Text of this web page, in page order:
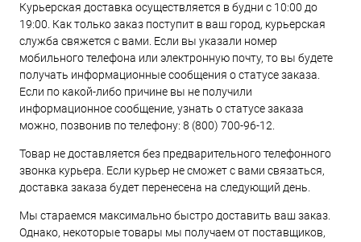
Курьерская доставка осуществляется в будни с 10:00 до
19:00. Как только заказ поступит в ваш город, курьерская
служба свяжется с вами. Если вы указали номер
мобильного телефона или электронную почту, то вы будете
получать информационные сообщения о статусе заказа.
Если по какой-либо причине вы не получили
информационное сообщение, узнать о статусе заказа
можно, позвонив по телефону: 8 (800) 700-96-12.
Товар не доставляется без предварительного телефонного
звонка курьера. Если курьер не сможет с вами связаться,
доставка заказа будет перенесена на следующий день.
Мы стараемся максимально быстро доставить ваш заказ.
Однако, некоторые товары мы получаем от поставщиков,